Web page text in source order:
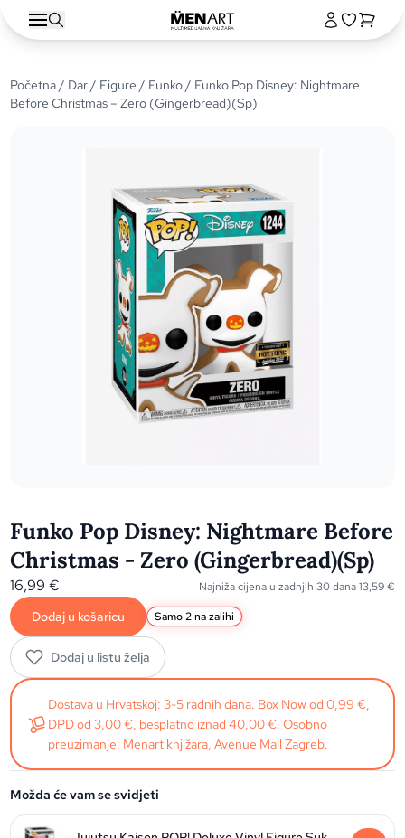
Početna/ Dar/ Figure / Funko/ Funko Pop Disney: Nightmare
Before Christmas – Zero (Gingerbread)(Sp)
Funko Pop Disney: Nightmare Before
Christmas - Zero (Gingerbread)(Sp)
16,99€ Najniža cijena u zadnjih 30 dana13,59€
Dodaj u košaricu Samo 2 na zalihi
Dodaj u listu želja
Dostava u Hrvatskoj: 3-5 radnih dana. Box Now od 0,99 €,
DPD od 3,00 €, besplatno iznad 40,00 €. Osobno
preuzimanje: Menart knjižara, Avenue Mall Zagreb.
Možda će vam se svidjeti